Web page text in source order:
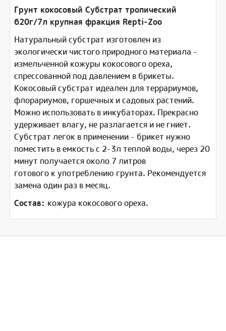
Грунт кокосовый Субстрат тропический
620г/7л крупная фракция Repti-Zoo
Натуральный субстрат изготовлен из
экологически чистого природного материала -
измельченной кожуры кокосового ореха,
спрессованной под давлением в брикеты.
Кокосовый субстрат идеален для террариумов,
флорариумов, горшечных и садовых растений.
Можно использовать в инкубаторах. Прекрасно
удерживает влагу, не разлагается и не гниет.
Субстрат легок в применении - брикет нужно
поместить в емкость с 2-3л теплой воды, через 20
минут получается около 7 литров
готового к употреблению грунта. Рекомендуется
замена один раз в месяц.
Состав: кожура кокосового ореха.